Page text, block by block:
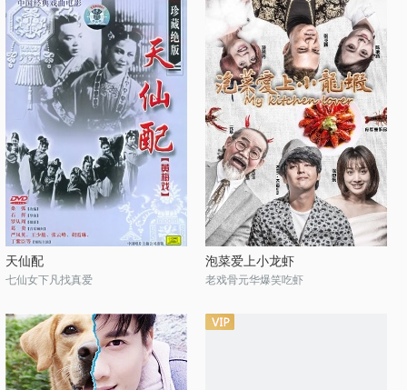
天仙配
七仙女下凡找真爱
泡菜爱上小龙虾
老戏骨元华爆笑吃虾